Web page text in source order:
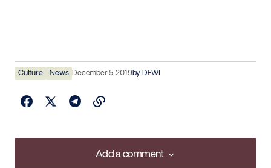
Culture News December 5, 2019by DEWI
Add a comment